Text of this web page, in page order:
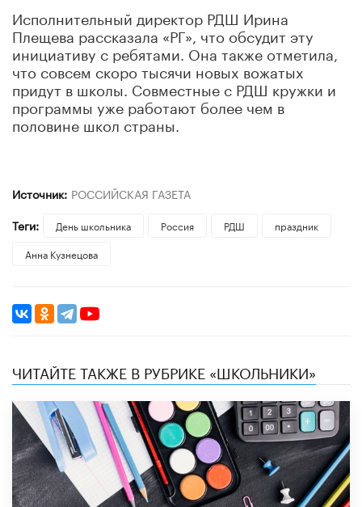
Исполнительный директор РДШ Ирина
Плещева рассказала «РГ», что обсудит эту
инициативу с ребятами. Она также отметила,
что совсем скоро тысячи новых вожатых
придут в школы. Совместные с РДШ кружки и
программы уже работают более чем в
половине школ страны.
Источник: РОССИЙСКАЯ ГАЗЕТА
Теги:
День школьника Россия РДШ
праздник
Анна Кузнецова
ЧИТАЙТЕ ТАКЖЕ В РУБРИКЕ «ШКОЛЬНИКИ»